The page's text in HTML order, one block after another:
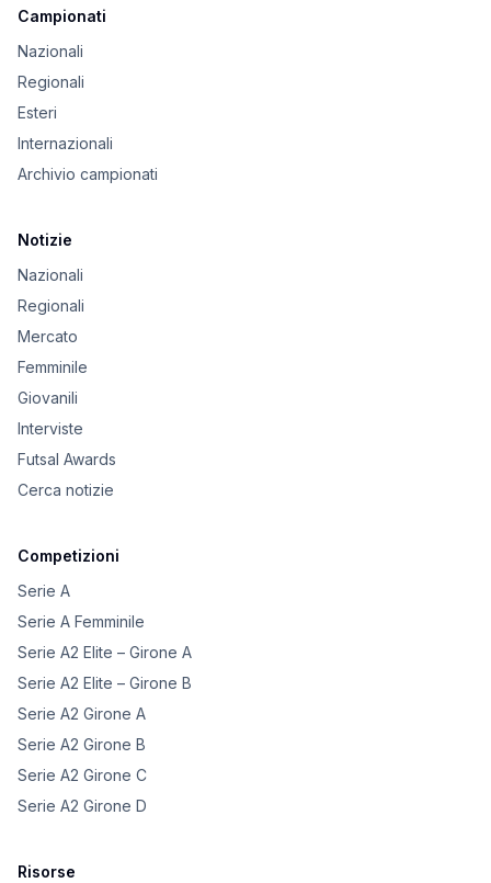
Campionati
Nazionali
Regionali
Esteri
Internazionali
Archivio campionati
Notizie
Nazionali
Regionali
Mercato
Femminile
Giovanili
Interviste
Futsal Awards
Cerca notizie
Competizioni
Serie A
Serie A Femminile
Serie A2 Elite – Girone A
Serie A2 Elite – Girone B
Serie A2 Girone A
Serie A2 Girone B
Serie A2 Girone C
Serie A2 Girone D
Risorse